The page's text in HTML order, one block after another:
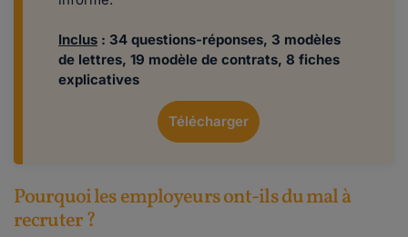
Inclus : 34 questions-réponses, 3 modèles
de lettres, 19 modèle de contrats, 8 fiches
explicatives
Télécharger
Pourquoi les employeurs ont-ils du mal à
recruter ?